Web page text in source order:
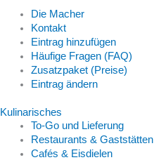
Die Macher
Kontakt
Eintrag hinzufügen
Häufige Fragen (FAQ)
Zusatzpaket (Preise)
Eintrag ändern
Kulinarisches
To-Go und Lieferung
Restaurants & Gaststätten
Cafés & Eisdielen